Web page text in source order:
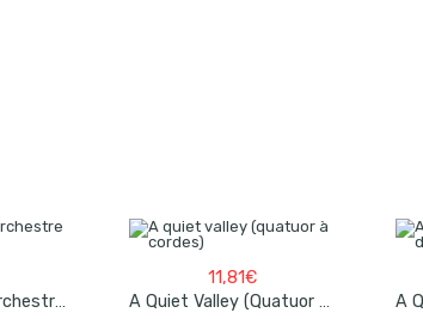
A Quiet Valley (orchestre D’harmonie)
11,81€
A Quiet Valley (quatuor À Cordes)